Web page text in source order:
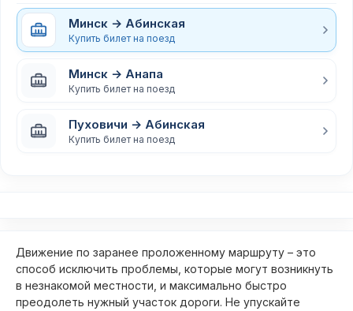
Минск → Абинская
Купить билет на поезд
Минск → Анапа
Купить билет на поезд
Пуховичи → Абинская
Купить билет на поезд
Движение по заранее проложенному маршруту – это
способ исключить проблемы, которые могут возникнуть
в незнакомой местности, и максимально быстро
преодолеть нужный участок дороги. Не упускайте